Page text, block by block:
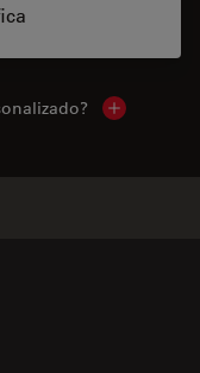
Show local